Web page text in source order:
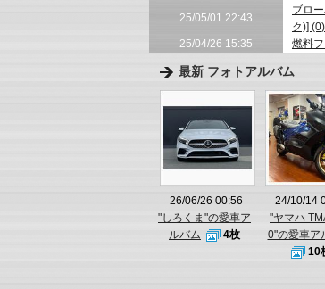
25/05/01 22:43
ブロ
ク)] (0)
25/04/26 15:35
燃料
最新 フォトアルバム
26/06/26 00:56
"しろくま"の愛車ア
ルバム
4枚
24/10/14
"ヤマハ
0"の愛車ア
10